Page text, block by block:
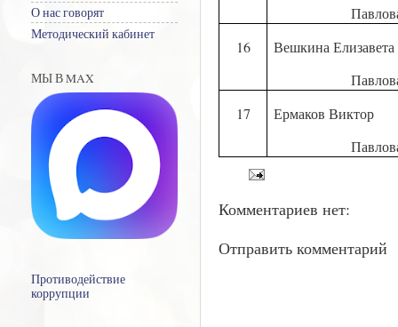
16
Вешкина Елизавета
17
Ермаков Виктор
Комментариев нет:
Отправить комментарий
О нас говорят
Методический кабинет
МЫ В MAX
Противодействие
коррупции